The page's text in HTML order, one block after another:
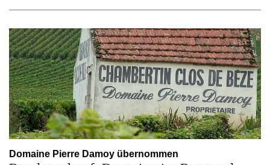
Domaine Pierre Damoy übernommen